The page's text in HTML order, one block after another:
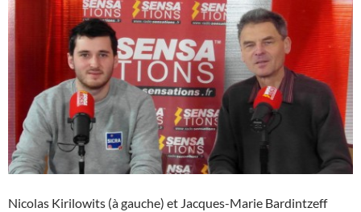
Nicolas Kirilowits (à gauche) et Jacques-Marie Bardintzeff